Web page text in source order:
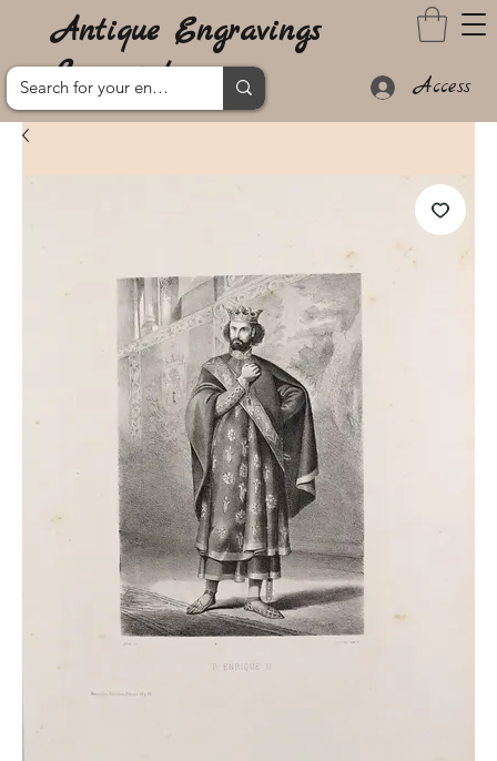
Antique Engravings
Lanzarote
Access